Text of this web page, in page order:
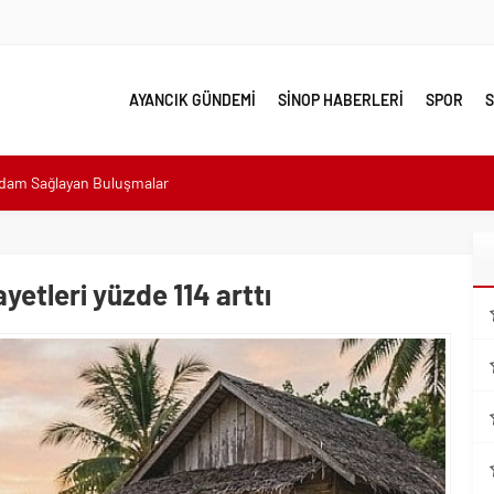
AYANCIK GÜNDEMİ SİNOP HABERLERİ SPOR
Sağlayan Buluşmalar
“Halkımızın içinde, Bornova’nın hizmetindeyiz”
Noktasında Gece Gündüz Sahadayız”
Ödüllü Resim, Şiir ve Kompozisyon Yarışması
Üretim Gücünü Destekliyoruz”
yalnız bırakılmadı
karşı karşıya
yüzde 114 arttı